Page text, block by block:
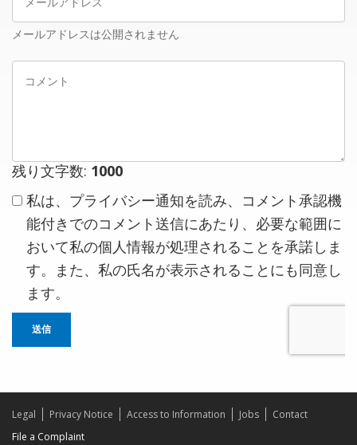
ル
メールアドレスは公開されません
残り文字数: 1000
私は、プライバシー通知を読み、コメント承認機
能付きでのコメント送信にあたり、必要な範囲に
おいて私の個人情報が処理されることを承諾しま
す。また、私の氏名が表示されることにも同意し
ます。
送信
Legal Privacy Notice Access to Information Jobs
Contact
File a Complaint